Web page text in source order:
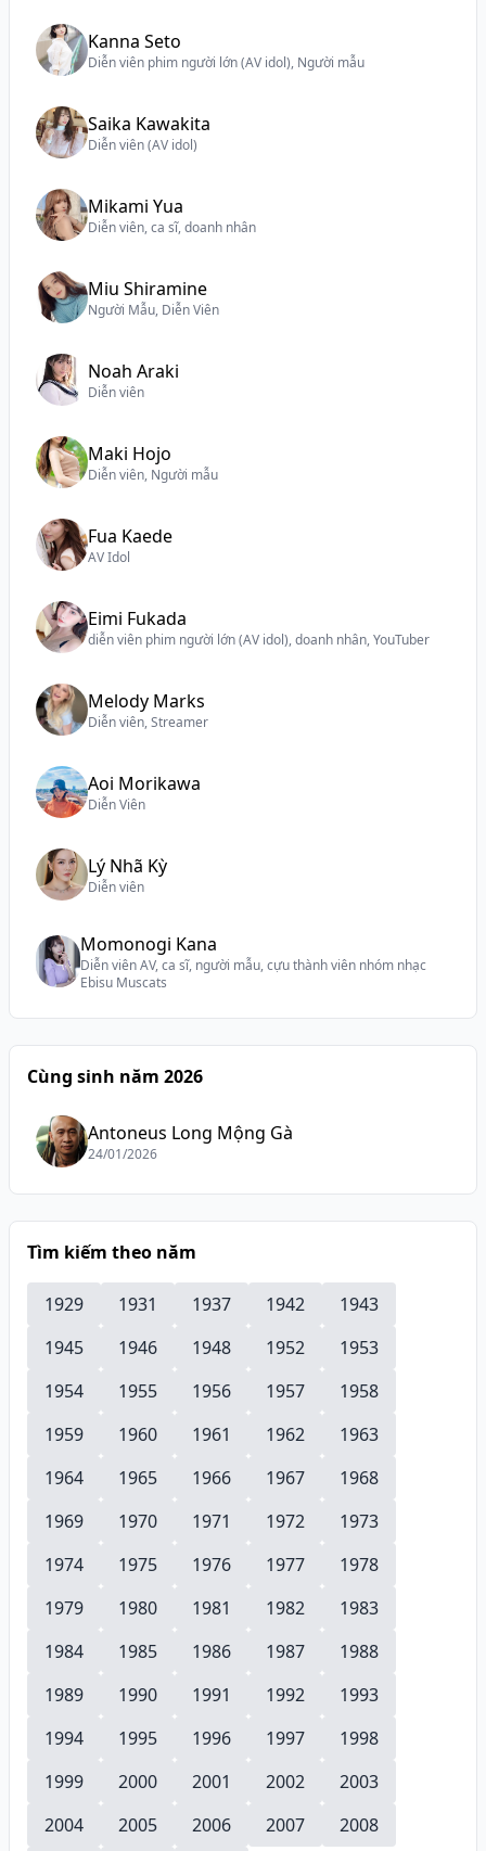
Kanna Seto
Diễn viên phim người lớn (AV idol), Người mẫu
Saika Kawakita
Diễn viên (AV idol)
Mikami Yua
Diễn viên, ca sĩ, doanh nhân
Miu Shiramine
Người Mẫu, Diễn Viên
Noah Araki
Diễn viên
Maki Hojo
Diễn viên, Người mẫu
Fua Kaede
AV Idol
Eimi Fukada
diễn viên phim người lớn (AV idol), doanh nhân, YouTuber
Melody Marks
Diễn viên, Streamer
Aoi Morikawa
Diễn Viên
Lý Nhã Kỳ
Diễn viên
Momonogi Kana
Diễn viên AV, ca sĩ, người mẫu, cựu thành viên nhóm nhạc
Ebisu Muscats
Cùng sinh năm 2026
Antoneus Long Mộng Gà
24/01/2026
Tìm kiếm theo năm
1929 1931 1937 1942
1943
1945
1946 1948 1952
1953
1954
1955 1956 1957
1958
1959
1960 1961 1962
1963
1964
1965 1966 1967
1968
1969
1970 1971 1972
1973
1974
1975 1976 1977
1978
1979
1980 1981 1982
1983
1984
1985 1986 1987
1988
1989
1990 1991 1992
1993
1994
1995 1996 1997
1998
1999
2000 2001 2002
2003
2004
2005 2006 2007 2008